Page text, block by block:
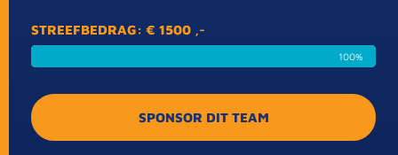
STREEFBEDRAG: € 1500 ,-
100%
SPONSOR DIT TEAM